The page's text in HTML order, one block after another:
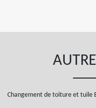
Changement de toiture et tuile